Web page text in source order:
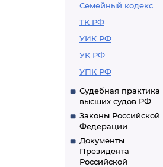
Семейный кодекс
ТК РФ
УИК РФ
УК РФ
УПК РФ
Судебная практика
высших судов РФ
Законы Российской
Федерации
Документы
Президента
Российской